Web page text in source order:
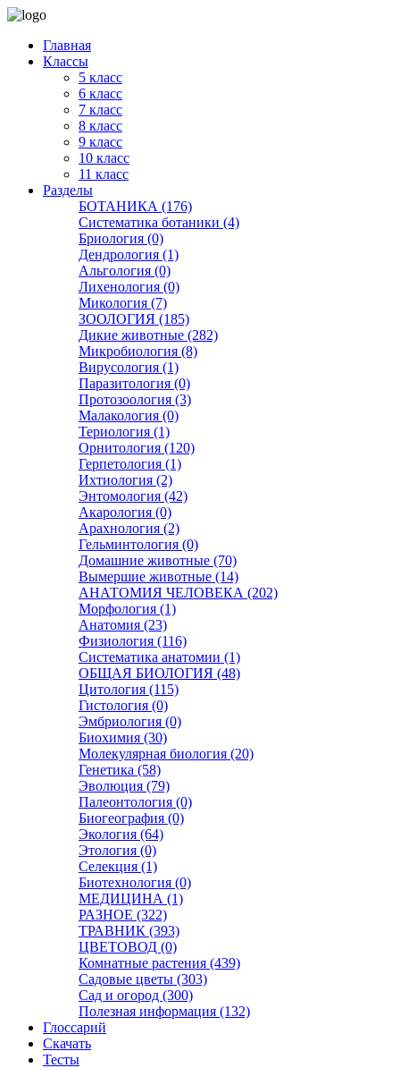
Главная
Классы
5 класс
6 класс
7 класс
8 класс
9 класс
10 класс
11 класс
Разделы
БОТАНИКА (176)
Систематика ботаники (4)
Бриология (0)
Дендрология (1)
Альгология (0)
Лихенология (0)
Микология (7)
ЗООЛОГИЯ (185)
Дикие животные (282)
Микробиология (8)
Вирусология (1)
Паразитология (0)
Протозоология (3)
Малакология (0)
Териология (1)
Орнитология (120)
Герпетология (1)
Ихтиология (2)
Энтомология (42)
Акарология (0)
Арахнология (2)
Гельминтология (0)
Домашние животные (70)
Вымершие животные (14)
АНАТОМИЯ ЧЕЛОВЕКА (202)
Морфология (1)
Анатомия (23)
Физиология (116)
Систематика анатомии (1)
ОБЩАЯ БИОЛОГИЯ (48)
Цитология (115)
Гистология (0)
Эмбриология (0)
Биохимия (30)
Молекулярная биология (20)
Генетика (58)
Эволюция (79)
Палеонтология (0)
Биогеография (0)
Экология (64)
Этология (0)
Селекция (1)
Биотехнология (0)
МЕДИЦИНА (1)
РАЗНОЕ (322)
ТРАВНИК (393)
ЦВЕТОВОД (0)
Комнатные растения (439)
Садовые цветы (303)
Сад и огород (300)
Полезная информация (132)
Глоссарий
Скачать
Тесты